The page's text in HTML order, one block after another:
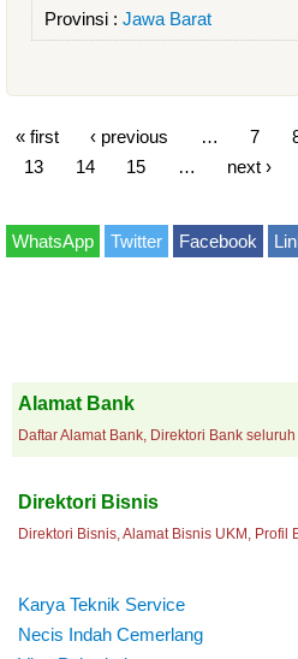
Provinsi : Jawa Barat
« first ‹ previous 7
13
14 15 next ›
WhatsApp Twitter Facebook
Alamat Bank
Daftar Alamat Bank, Direktori Bank
Direktori Bisnis
Direktori Bisnis, Alamat Bisnis UKM, Profil
Karya Teknik Service
Necis Indah Cemerlang